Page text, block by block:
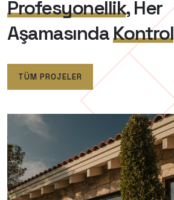
Profesyonellik,Her
AşamasındaKontrol
TÜM PROJELER